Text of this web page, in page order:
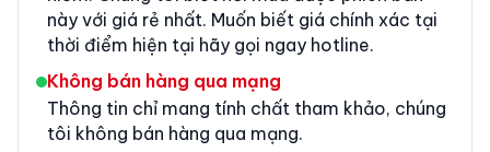
này với giá rẻ nhất. Muốn biết giá chính xác tại
thời điểm hiện tại hãy gọi ngay hotline.
Không bán hàng qua mạng
Thông tin chỉ mang tính chất tham khảo, chúng
tôi không bán hàng qua mạng.